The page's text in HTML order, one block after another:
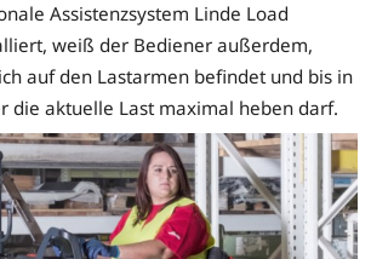
Assistenzsystem Linde Load
weiß der Bediener außerdem,
auf den Lastarmen befindet und bis in
die aktuelle Last maximal heben darf.